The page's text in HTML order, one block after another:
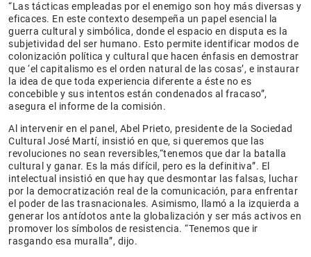
“Las tácticas empleadas por el enemigo son hoy más diversas y
eficaces. En este contexto desempeña un papel esencial la
guerra cultural y simbólica, donde el espacio en disputa es la
subjetividad del ser humano. Esto permite identificar modos de
colonización política y cultural que hacen énfasis en demostrar
que ‘el capitalismo es el orden natural de las cosas’, e instaurar
la idea de que toda experiencia diferente a éste no es
concebible y sus intentos están condenados al fracaso”,
asegura el informe de la comisión.
Al intervenir en el panel, Abel Prieto, presidente de la Sociedad
Cultural José Martí, insistió en que, si queremos que las
revoluciones no sean reversibles,“tenemos que dar la batalla
cultural y ganar. Es la más difícil, pero es la definitiva”. El
intelectual insistió en que hay que desmontar las falsas, luchar
por la democratización real de la comunicación, para enfrentar
el poder de las trasnacionales. Asimismo, llamó a la izquierda a
generar los antídotos ante la globalización y ser más activos en
promover los símbolos de resistencia. “Tenemos que ir
rasgando esa muralla”, dijo.